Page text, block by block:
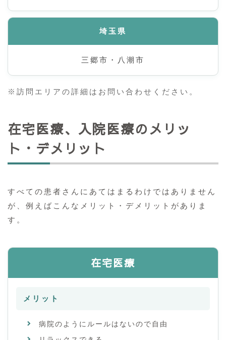
埼玉県
三郷市・八潮市
※訪問エリアの詳細はお問い合わせください。
在宅医療、入院医療のメリッ
ト・デメリット
すべての患者さんにあてはまるわけではありません
が、例えばこんなメリット・デメリットがありま
す。
在宅医療
メリット
病院のようにルールはないので自由